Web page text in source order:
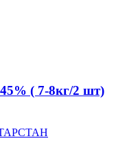
( 7-8кг/2 шт)